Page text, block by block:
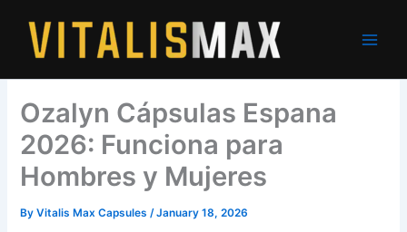
content
Ozalyn Cápsulas Espana
2026: Funciona para
Hombres y Mujeres
ByVitalis Max Capsules/January 18, 2026